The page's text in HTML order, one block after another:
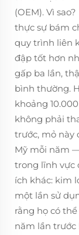
(OEM). Vì
thực sự bám
quy trình liên
đập tốt hơn
gấp ba lần,
bình thường.
khoảng
không phải
trước, mỏ này
Mỹ mỗi năm
trong lĩnh vực
ích khác: kim
một lần sử
rằng họ có
năm lần trước